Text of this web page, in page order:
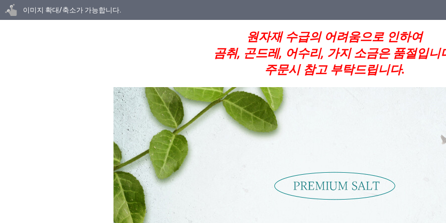
이미지 확대/축소가 가능합니다.
원자재 수급의 어려움으로 인하여
곰취, 곤드레, 어수리, 가지 소금은 품절입니
주문시 참고 부탁드립니다.